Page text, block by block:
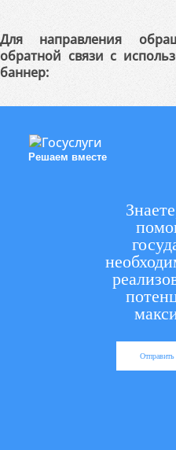
Для направления
обратной связи с
баннер:
Решаем вместе